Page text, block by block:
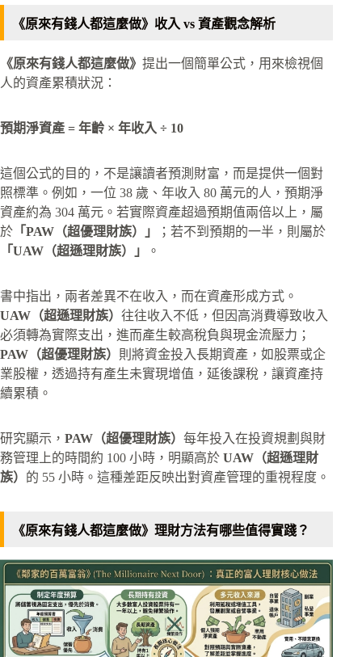
《原來有錢人都這麼做》收入 vs 資產觀念解析
《原來有錢人都這麼做》 提出一個簡單公式，用來檢視個
人的資產累積狀況：
預期淨資產 = 年齡 × 年收入 ÷ 10
這個公式的目的，不是讓讀者預測財富，而是提供一個對
照標準。例如，一位 38 歲、年收入 80 萬元的人，預期淨
資產約為 304 萬元。若實際資產超過預期值兩倍以上，屬
於 「PAW（超優理財族）」
；若不到預期的一半，則屬於
「UAW（超遜理財族）」
。
書中指出，兩者差異不在收入，而在資產形成方式。
UAW（超遜理財族） 往往收入不低，但因高消費導致收入
必須轉為實際支出，進而產生較高稅負與現金流壓力；
PAW（超優理財族） 則將資金投入長期資產，如股票或企
業股權，透過持有產生未實現增值，延後課稅，讓資產持
續累積。
研究顯示， PAW（超優理財族） 每年投入在投資規劃與財
務管理上的時間約 100 小時，明顯高於 UAW（超遜理財
族） 的 55 小時。這種差距反映出對資產管理的重視程度。
《原來有錢人都這麼做》理財方法有哪些值得實踐？